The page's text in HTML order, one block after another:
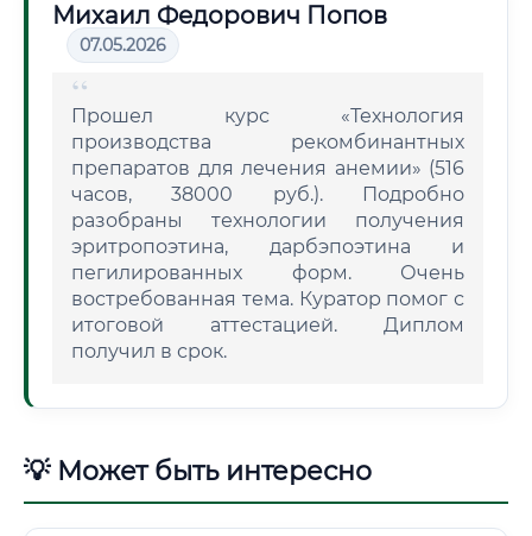
Михаил Федорович Попов
07.05.2026
Прошел курс «Технология
производства рекомбинантных
препаратов для лечения анемии» (516
часов, 38000 руб.). Подробно
разобраны технологии получения
эритропоэтина, дарбэпоэтина и
пегилированных форм. Очень
востребованная тема. Куратор помог с
итоговой аттестацией. Диплом
получил в срок.
💡 Может быть интересно